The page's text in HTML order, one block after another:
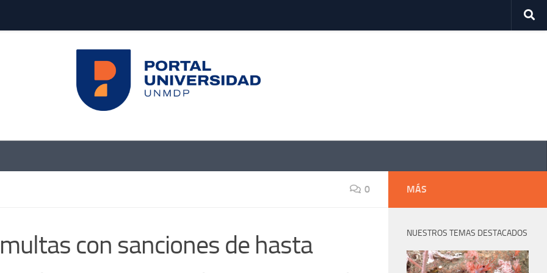
0
con sanciones de hasta
MÁS
NUESTROS TEMAS DESTACADOS